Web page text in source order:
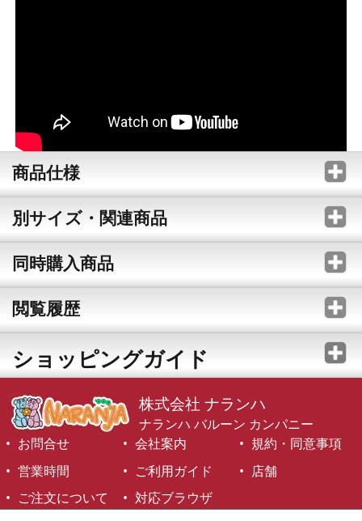
商品仕様
別サイズ・関連商品
同時購入商品
閲覧履歴
ショッピングガイド
株式会社 ナランハ
ナランハ バルーン カンパニー
お問合せ
会社案内
規約・同意事項
営業時間
ご利用ガイド
店舗
ご注文について
対応ブラウザ